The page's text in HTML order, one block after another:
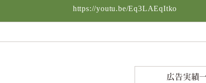
https://youtu.be/Eq3LAEqItko
広告実績